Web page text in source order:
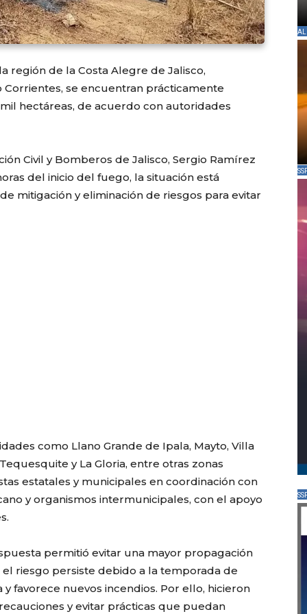
región de la Costa Alegre de Jalisco,
se encuentran prácticamente
hectáreas, de acuerdo con autoridades
Civil y Bomberos de Jalisco, Sergio Ramírez
del inicio del fuego, la situación está
mitigación y eliminación de riesgos para evitar
como Llano Grande de Ipala, Mayto, Villa
y La Gloria, entre otras zonas
estatales y municipales en coordinación con
y organismos intermunicipales, con el apoyo
permitió evitar una mayor propagación
riesgo persiste debido a la temporada de
favorece nuevos incendios. Por ello, hicieron
y evitar prácticas que puedan